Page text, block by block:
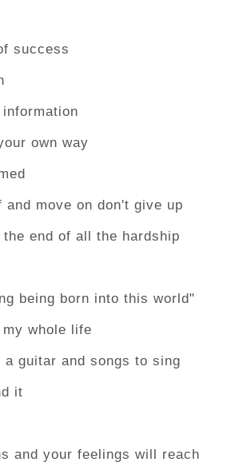
success
own way
move on don't give up
end of all the hardship
being born into this world"
whole life
a guitar and songs to sing
it
and your feelings will reach